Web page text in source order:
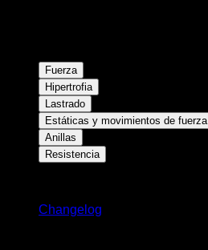
Fuerza
Hipertrofia
Lastrado
Estáticas y movimientos de fuerza
Anillas
Resistencia
Changelog